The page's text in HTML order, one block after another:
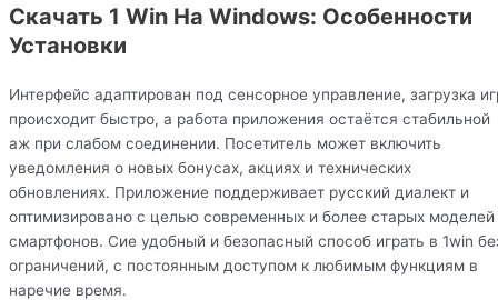
Скачать 1 Win На Windows: Особенности
Установки
Интерфейс адаптирован под сенсорное управление, загрузка
происходит быстро, а работа приложения остаётся стабильной
аж при слабом соединении. Посетитель может включить
уведомления о новых бонусах, акциях и технических
обновлениях. Приложение поддерживает русский диалект и
оптимизировано с целью современных и более старых моделей
смартфонов. Сие удобный и безопасный способ играть в 1win
ограничений, с постоянным доступом к любимым функциям в
наречие время.